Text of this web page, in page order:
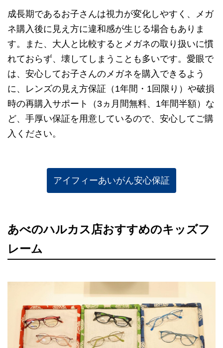
成長期であるお子さんは視力が変化しやすく、メガ
ネ購入後に見え方に違和感が生じる場合もありま
す。また、大人と比較するとメガネの取り扱いに慣
れておらず、壊してしまうことも多いです。愛眼で
は、安心してお子さんのメガネを購入できるよう
に、レンズの見え方保証（1年間・1回限り）や破損
時の再購入サポート（3ヵ月間無料、1年間半額）な
ど、手厚い保証を用意しているので、安心してご購
入ください。
アイフィーあいがん安心保証
あべのハルカス店おすすめのキッズフ
レーム